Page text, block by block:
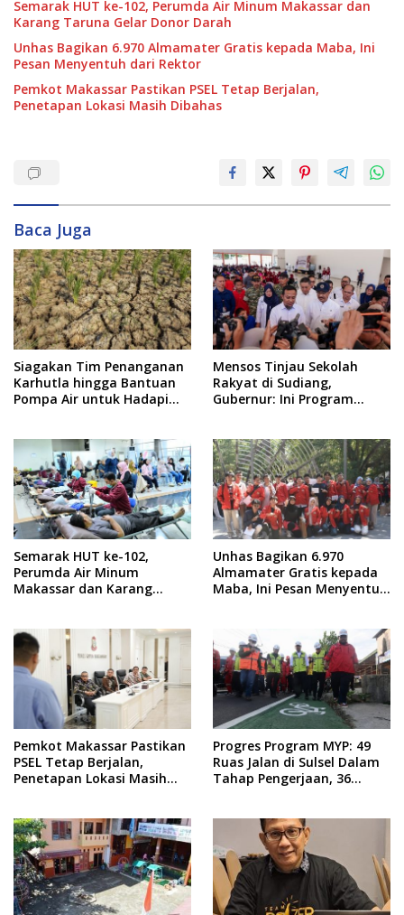
Semarak HUT ke-102, Perumda Air Minum Makassar dan
Karang Taruna Gelar Donor Darah
Unhas Bagikan 6.970 Almamater Gratis kepada Maba, Ini
Pesan Menyentuh dari Rektor
Pemkot Makassar Pastikan PSEL Tetap Berjalan,
Penetapan Lokasi Masih Dibahas
Baca Juga
Siagakan Tim Penanganan
Karhutla hingga Bantuan
Pompa Air untuk Hadapi
Mensos Tinjau Sekolah
Rakyat di Sudiang,
Gubernur: Ini Program
Semarak HUT ke-102,
Perumda Air Minum
Makassar dan Karang
Unhas Bagikan 6.970
Almamater Gratis kepada
Maba, Ini Pesan Menyentuh
Pemkot Makassar Pastikan
PSEL Tetap Berjalan,
Penetapan Lokasi Masih
Progres Program MYP: 49
Ruas Jalan di Sulsel Dalam
Tahap Pengerjaan, 36